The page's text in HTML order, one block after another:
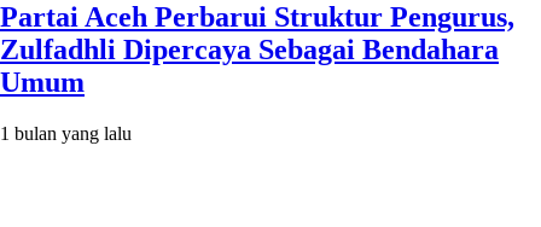
Partai Aceh Perbarui Struktur Pengurus,
Zulfadhli Dipercaya Sebagai Bendahara
Umum
1 bulan yang lalu